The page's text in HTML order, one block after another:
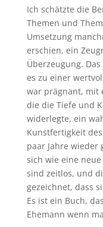
Ich schätzte die
Themen und
Umsetzung
erschien, ein
Überzeugung.
es zu einer
war prägnant, mit
die die Tiefe und
widerlegte, ein
Kunstfertigkeit
paar Jahre wieder
sich wie eine
sind zeitlos, und
gezeichnet, dass
Es ist ein Buch,
Ehemann wenn